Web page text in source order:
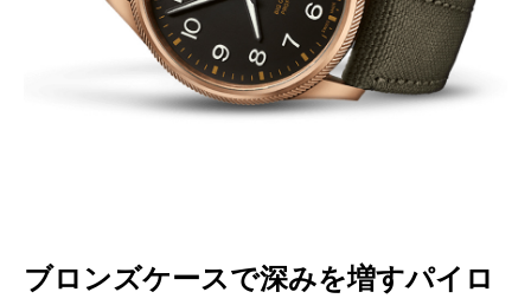
ブロンズケースで深みを増すパイロ